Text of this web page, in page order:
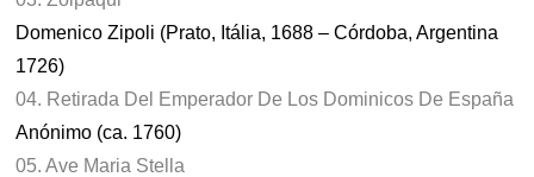
Domenico Zipoli (Prato, Itália, 1688 – Córdoba, Argentina
1726)
04. Retirada Del Emperador De Los Dominicos De España
Anónimo (ca. 1760)
05. Ave Maria Stella